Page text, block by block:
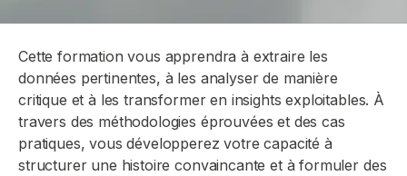
Cette formation vous apprendra à extraire les
données pertinentes, à les analyser de manière
critique et à les transformer en insights exploitables. À
travers des méthodologies éprouvées et des cas
pratiques, vous développerez votre capacité à
structurer une histoire convaincante et à formuler des